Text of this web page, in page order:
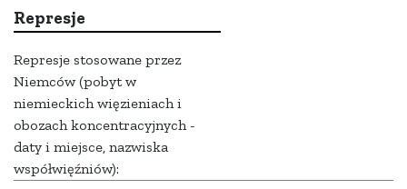
Represje
Represje stosowane przez
Niemców (pobyt w
niemieckich więzieniach i
obozach koncentracyjnych -
daty i miejsce, nazwiska
współwięźniów):